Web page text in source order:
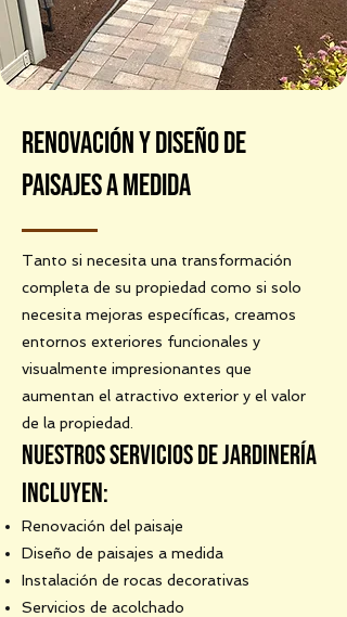
Renovación y diseño de
paisajes a medida
Tanto si necesita una transformación
completa de su propiedad como si solo
necesita mejoras específicas, creamos
entornos exteriores funcionales y
visualmente impresionantes que
aumentan el atractivo exterior y el valor
de la propiedad.
Nuestros servicios de jardinería
incluyen:
Renovación del paisaje
Diseño de paisajes a medida
Instalación de rocas decorativas
Servicios de acolchado